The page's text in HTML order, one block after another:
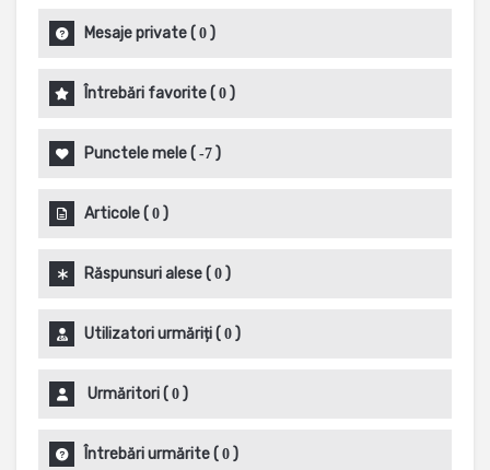
Mesaje private( 0 )
Întrebări favorite( 0 )
Punctele mele( -7 )
Articole( 0 )
Răspunsuri alese( 0 )
Utilizatori urmăriți( 0 )
Urmăritori( 0 )
Întrebări urmărite( 0 )